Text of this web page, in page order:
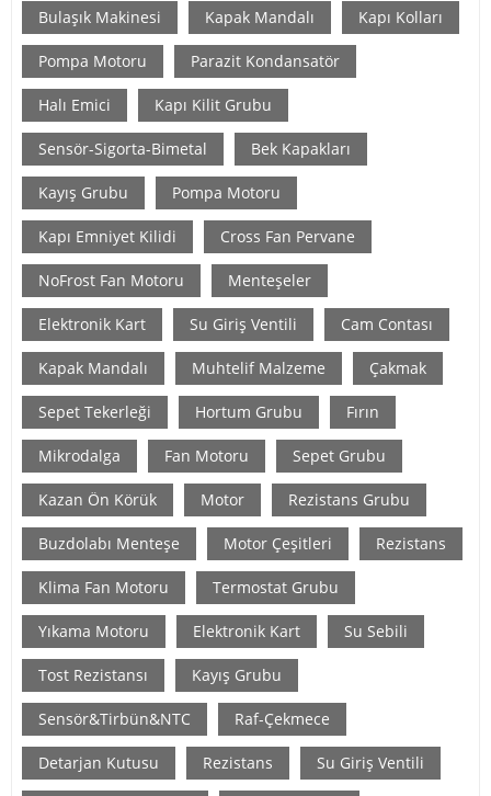
Bulaşık Makinesi Kapak Mandalı Kapı Kolları
Pompa Motoru Parazit Kondansatör
Halı Emici Kapı Kilit Grubu
Sensör-Sigorta-Bimetal Bek Kapakları
Kayış Grubu Pompa Motoru
Kapı Emniyet Kilidi Cross Fan Pervane
NoFrost Fan Motoru Menteşeler
Elektronik Kart Su Giriş Ventili Cam Contası
Kapak Mandalı Muhtelif Malzeme Çakmak
Sepet Tekerleği Hortum Grubu Fırın
Mikrodalga Fan Motoru Sepet Grubu
Kazan Ön Körük Motor Rezistans Grubu
Buzdolabı Menteşe Motor Çeşitleri Rezistans
Klima Fan Motoru Termostat Grubu
Yıkama Motoru Elektronik Kart Su Sebili
Tost Rezistansı Kayış Grubu
Sensör&Tirbün&NTC Raf-Çekmece
Detarjan Kutusu Rezistans Su Giriş Ventili